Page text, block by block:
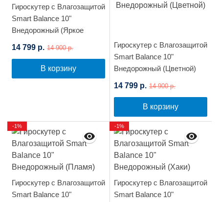
Гироскутер с Влагозащитой
Smart Balance 10"
Внедорожный (Яркое
14 799 р. 14 900 р.
В корзину
Гироскутер с Влагозащитой
Smart Balance 10"
Внедорожный (Цветной)
14 799 р. 14 900 р.
В корзину
Гироскутер с Влагозащитой
Smart Balance 10"
-1%
Гироскутер с Влагозащитой
Smart Balance 10"
-1%